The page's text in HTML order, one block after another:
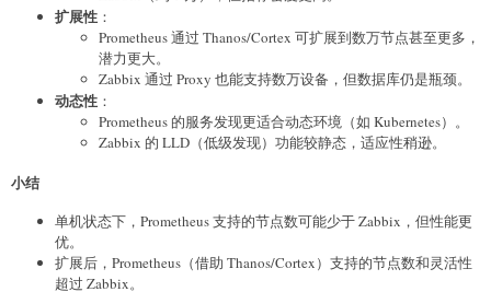
扩展性 ：
Prometheus 通过 Thanos/Cortex 可扩展到数万节点甚至更多，
潜力更大。
Zabbix 通过 Proxy 也能支持数万设备，但数据库仍是瓶颈。
动态性 ：
Prometheus 的服务发现更适合动态环境（如 Kubernetes）。
Zabbix 的 LLD（低级发现）功能较静态，适应性稍逊。
小结
单机状态下，Prometheus 支持的节点数可能少于 Zabbix，但性能更
优。
扩展后，Prometheus（借助 Thanos/Cortex）支持的节点数和灵活性
超过 Zabbix。